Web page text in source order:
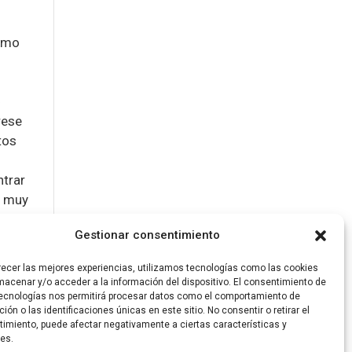
Gestionar consentimiento
las mejores experiencias, utilizamos tecnologías como las cookies
y/o acceder a la información del dispositivo. El consentimiento de
nos permitirá procesar datos como el comportamiento de
o las identificaciones únicas en este sitio. No consentir o retirar el
puede afectar negativamente a ciertas características y
muy